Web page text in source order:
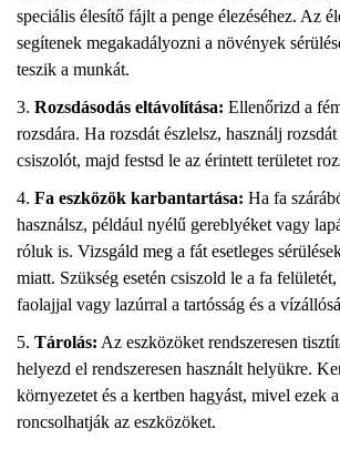
speciális élesítő fájlt a penge élezéséhez. Az
segítenek megakadályozni a növények
teszik a munkát.
Rozsdásodás eltávolítása: Ellenőrizd a
rozsdára. Ha rozsdát észlelsz, használj
csiszolót, majd festsd le az érintett területet
Fa eszközök karbantartása: Ha fa
használsz, például nyélű gereblyéket vagy
róluk is. Vizsgáld meg a fát esetleges
miatt. Szükség esetén csiszold le a fa
faolajjal vagy lazúrral a tartósság és a
Tárolás: Az eszközöket rendszeresen
helyezd el rendszeresen használt helyükre.
környezetet és a kertben hagyást, mivel ezek
roncsolhatják az eszközöket.